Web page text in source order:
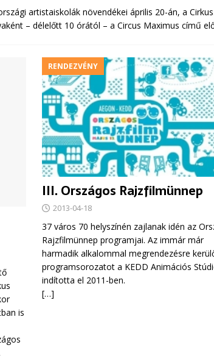
artistaiskolák növendékei április 20-án, a
– délelőtt 10 órától – a Circus Maximus című
is
RENDEZVÉNY
III. Országos Rajzfilmünnep
2013-04-18
37 város 70 helyszínén zajlanak idén az
Rajzfilmünnep programjai. Az immár már
harmadik alkalommal megrendezésre
programsorozatot a KEDD Animációs
indította el 2011-ben.
[…]